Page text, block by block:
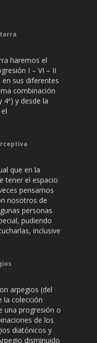
haremos el
I – VI – II
sus diferentes
combinación
4ª) y desde la
que en la
tener el espacio
pensamos
nosotros de
personas
pudiendo
inclusive
arpegios (del
la colección
una progresión o
de los
diatónicos y
disminuido